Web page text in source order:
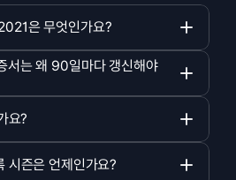
은 무엇인가요?
는 왜 90일마다 갱신해야
요?
시즌은 언제인가요?